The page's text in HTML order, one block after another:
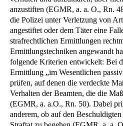
anzustiften (EGMR, a. a. O., Rn.
die Polizei unter Verletzung von
angestiftet oder dem Täter eine
strafrechtlichen Ermittlungen
Ermittlungstechniken angewandt
folgende Kriterien entwickelt: Bei
Ermittlung „im Wesentlichen
prüfen, auf denen die verdeckte
Verhalten der Beamten, die die
(EGMR, a. a.O., Rn. 50). Dabei
anderem, ob auf den